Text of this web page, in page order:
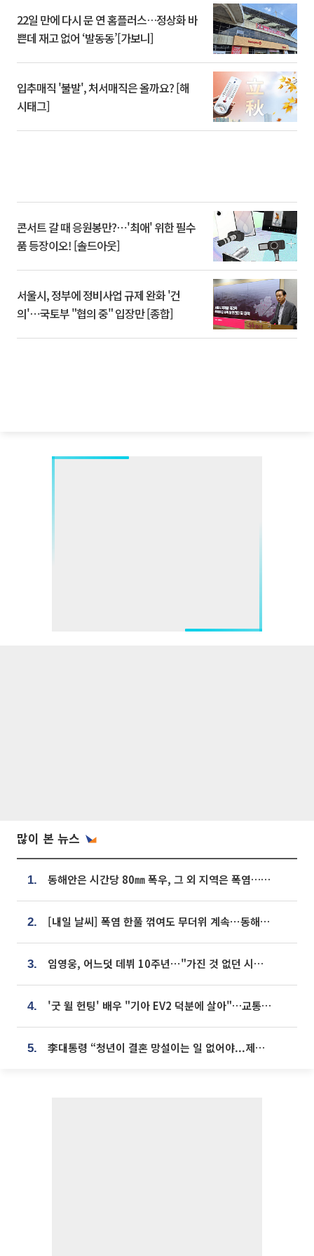
22일 만에 다시 문 연 홈플러스…정상화 바
쁜데 재고 없어 ‘발동동’[가보니]
입추매직 '불발', 처서매직은 올까요? [해
시태그]
콘서트 갈 때 응원봉만?⋯'최애' 위한 필수
품 등장이오! [솔드아웃]
서울시, 정부에 정비사업 규제 완화 '건
의'⋯국토부 "협의 중" 입장만 [종합]
많이 본 뉴스
1. 동해안은 시간당 80㎜ 폭우, 그 외 지역은 폭염…‘극과 극 날씨’
2. [내일 날씨] 폭염 한풀 꺾여도 무더위 계속⋯동해안 이틀 연속 비
3. 임영웅, 어느덧 데뷔 10주년⋯"가진 것 없던 시절, 내 앞엔 20명의 팬뿐"
4. '굿 윌 헌팅' 배우 "기아 EV2 덕분에 살아"…교통사고 후 안전성 극찬
5. 李대통령 “청년이 결혼 망설이는 일 없어야...제도상 불이익 조사”